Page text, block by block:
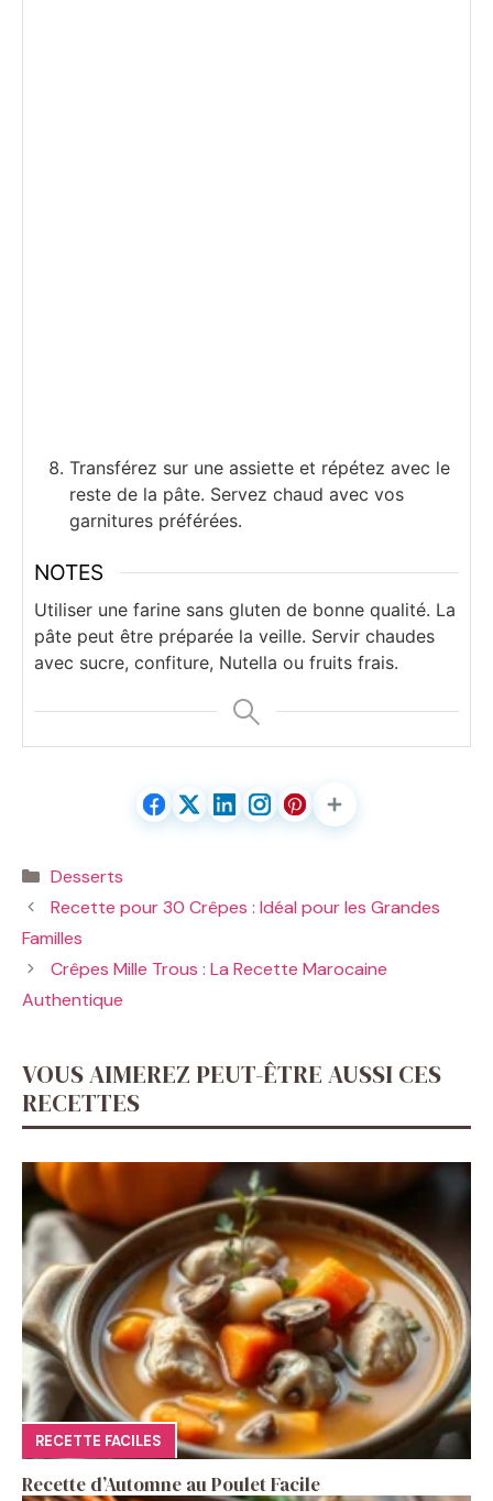
Transférez sur une assiette et répétez avec le
reste de la pâte. Servez chaud avec vos
garnitures préférées.
NOTES
Utiliser une farine sans gluten de bonne qualité. La
pâte peut être préparée la veille. Servir chaudes
avec sucre, confiture, Nutella ou fruits frais.
Catégories
Desserts
Recette pour 30 Crêpes : Idéal pour les Grandes
Familles
Crêpes Mille Trous : La Recette Marocaine
Authentique
VOUS AIMEREZ PEUT-ÊTRE AUSSI CES
RECETTES
RECETTE FACILES
Recette d’Automne au Poulet Facile